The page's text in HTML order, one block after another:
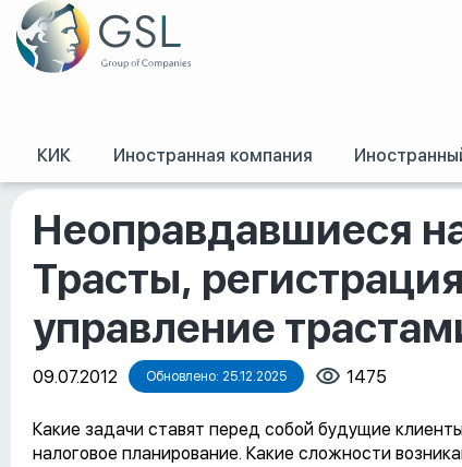
КИК Иностранная компания
GSL/Оффшорные конференции, семинары и обучение/
Неоправдавшиеся
Трасты,
управление
09.07.2012 Обновлено: 25.12.2025 1475
Какие задачи ставят перед собой будущие
налоговое планирование. Какие сложности